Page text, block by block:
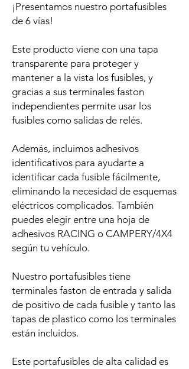
¡Presentamos nuestro portafusibles
de 6 vías!
Este producto viene con una tapa
transparente para proteger y
mantener a la vista los fusibles, y
gracias a sus terminales faston
independientes permite usar los
fusibles como salidas de relés.
Además, incluimos adhesivos
identificativos para ayudarte a
identificar cada fusible fácilmente,
eliminando la necesidad de esquemas
eléctricos complicados. También
puedes elegir entre una hoja de
adhesivos RACING o CAMPERY/4X4
según tu vehículo.
Nuestro portafusibles tiene
terminales faston de entrada y salida
de positivo de cada fusible y tanto las
tapas de plastico como los terminales
están incluidos.
Este portafusibles de alta calidad es